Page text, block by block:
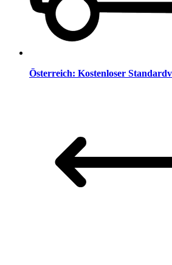
Österreich: Kostenloser